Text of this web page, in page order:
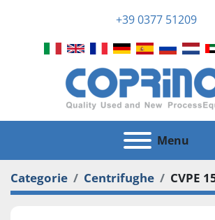
+39 0377 51209
Menu
Categorie Centrifughe CVPE